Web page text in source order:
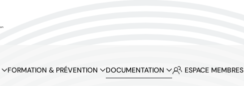
FORMATION & PRÉVENTION DOCUMENTATION ESPACE MEMBRES